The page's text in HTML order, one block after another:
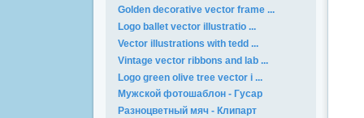
Golden decorative vector frame ...
Logo ballet vector illustratio ...
Vector illustrations with tedd ...
Vintage vector ribbons and lab ...
Logo green olive tree vector i ...
Мужской фотошаблон - Гусар
Разноцветный мяч - Клипарт